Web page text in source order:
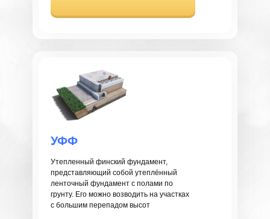
Утепленный финский фундамент,
представляющий собой утеплённый
ленточный фундамент с полами по
грунту. Его можно возводить на участках
с большим перепадом высот
УФФ